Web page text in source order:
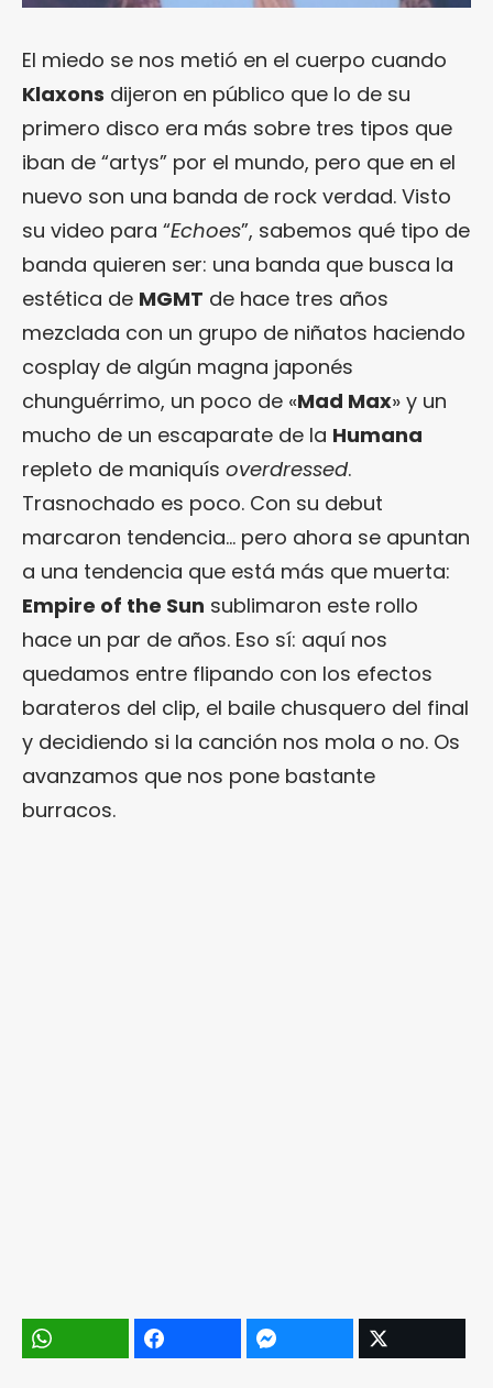
El miedo se nos metió en el cuerpo cuando
Klaxons dijeron en público que lo de su
primero disco era más sobre tres tipos que
iban de “artys” por el mundo, pero que en el
nuevo son una banda de rock verdad. Visto
su video para “Echoes”, sabemos qué tipo de
banda quieren ser: una banda que busca la
estética de MGMT de hace tres años
mezclada con un grupo de niñatos haciendo
cosplay de algún magna japonés
chunguérrimo, un poco de «Mad Max» y un
mucho de un escaparate de la Humana
repleto de maniquís overdressed.
Trasnochado es poco. Con su debut
marcaron tendencia… pero ahora se apuntan
a una tendencia que está más que muerta:
Empire of the Sun sublimaron este rollo
hace un par de años. Eso sí: aquí nos
quedamos entre flipando con los efectos
barateros del clip, el baile chusquero del final
y decidiendo si la canción nos mola o no. Os
avanzamos que nos pone bastante
burracos.